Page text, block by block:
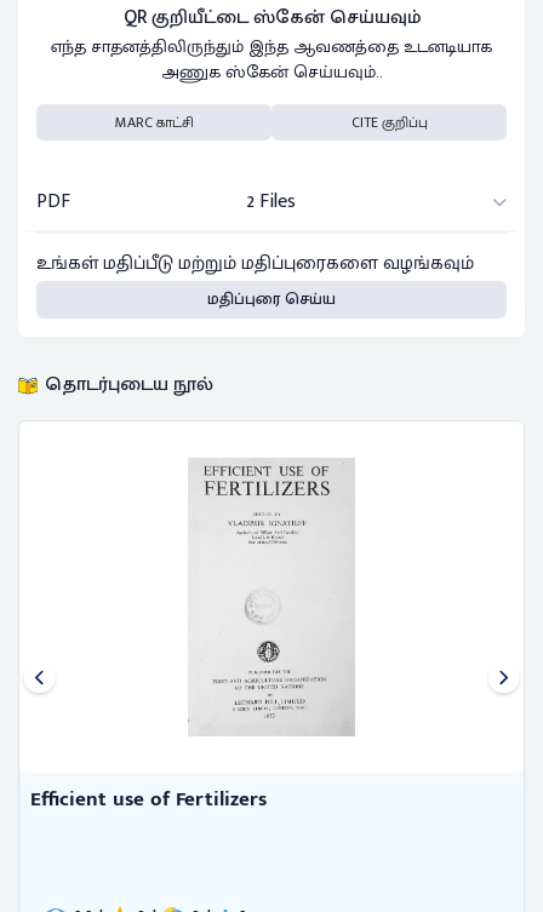
QR குறியீட்டை ஸ்கேன் செய்யவும்
எந்த சாதனத்திலிருந்தும் இந்த ஆவணத்தை உடனடியாக
அணுக ஸ்கேன் செய்யவும்..
MARC காட்சி CITE குறிப்பு
PDF
2 Files
உங்கள் மதிப்பீடு மற்றும் மதிப்புரைகளை வழங்கவும்
மதிப்புரை செய்ய
தொடர்புடைய நூல்
Hand book of bee keeping for I ...